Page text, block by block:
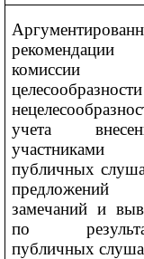
рекомендации
учета
участниками
публичных
замечаний и
по
публичных